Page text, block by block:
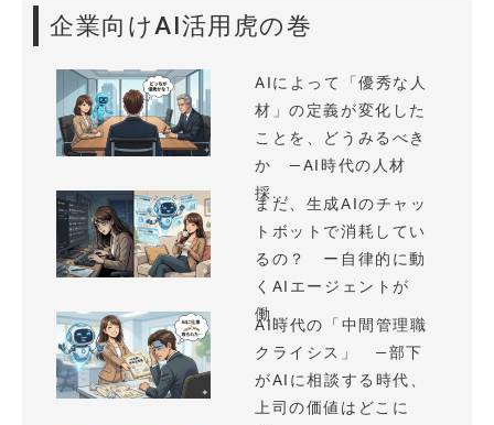
企業向けAI活用虎の巻
AIによって「優秀な人
材」の定義が変化した
ことを、どうみるべき
か —AI時代の人材
採...
まだ、生成AIのチャッ
トボットで消耗してい
るの？ ー自律的に動
くAIエージェントが
働...
AI時代の「中間管理職
クライシス」 —部下
がAIに相談する時代、
上司の価値はどこに